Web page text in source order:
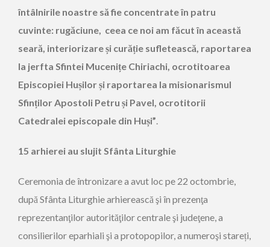
întâlnirile noastre să fie concentrate în patru
cuvinte: rugăciune, ceea ce noi am făcut în această
seară, interiorizare și curăție sufletească, raportarea
la jerfta Sfintei Mucenițe Chiriachi, ocrotitoarea
Episcopiei Hușilor și raportarea la misionarismul
Sfinților Apostoli Petru și Pavel, ocrotitorii
Catedralei episcopale din Huși”.
15 arhierei au slujit Sfânta Liturghie
Ceremonia de întronizare a avut loc pe 22 octombrie,
după Sfânta Liturghie arhierească şi în prezenţa
reprezentanţilor autorităţilor centrale şi judeţene, a
consilierilor eparhiali şi a protopopilor, a numeroşi stareți,